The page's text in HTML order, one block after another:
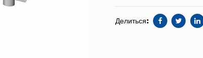
высокое качество
исключительной
Делиться: